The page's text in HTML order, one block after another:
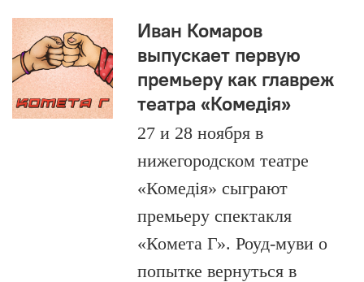
Иван Комаров
выпускает первую
премьеру как главреж
театра «Комедiя»
27 и 28 ноября в
нижегородском театре
«Комедiя» сыграют
премьеру спектакля
«Комета Г». Роуд-муви о
попытке вернуться в